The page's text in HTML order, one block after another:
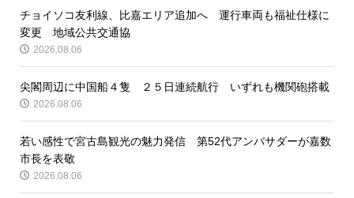
チョイソコ友利線、比嘉エリア追加へ 運行車両も福祉仕様に
変更 地域公共交通協
2026.08.06
尖閣周辺に中国船４隻 ２５日連続航行 いずれも機関砲搭載
2026.08.06
若い感性で宮古島観光の魅力発信 第52代アンバサダーが嘉数
市長を表敬
2026.08.06